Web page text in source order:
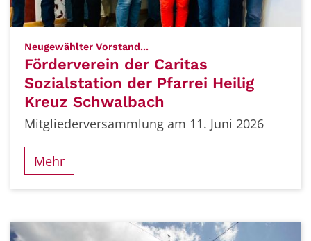
Neugewählter Vorstand...
Förderverein der Caritas
Sozialstation der Pfarrei Heilig
Kreuz Schwalbach
Mitgliederversammlung am 11. Juni 2026
Mehr